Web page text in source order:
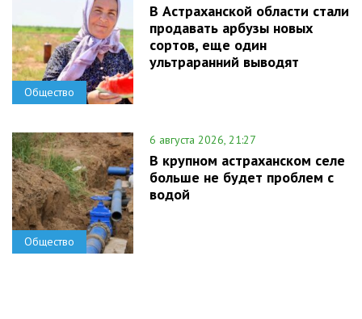
Общество
В Астраханской области стали
продавать арбузы новых
сортов, еще один
ультраранний выводят
Общество
6 августа 2026, 21:27
В крупном астраханском селе
больше не будет проблем с
водой